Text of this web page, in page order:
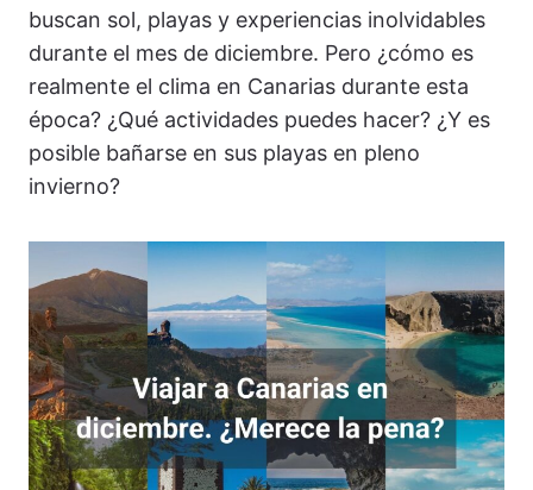
buscan sol, playas y experiencias inolvidables
durante el mes de diciembre. Pero ¿cómo es
realmente el clima en Canarias durante esta
época? ¿Qué actividades puedes hacer? ¿Y es
posible bañarse en sus playas en pleno
invierno?